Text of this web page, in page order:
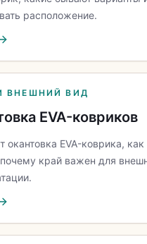
расположение.
ВНЕШНИЙ ВИД
EVA-ковриков
окантовка EVA-коврика,
почему край важен для